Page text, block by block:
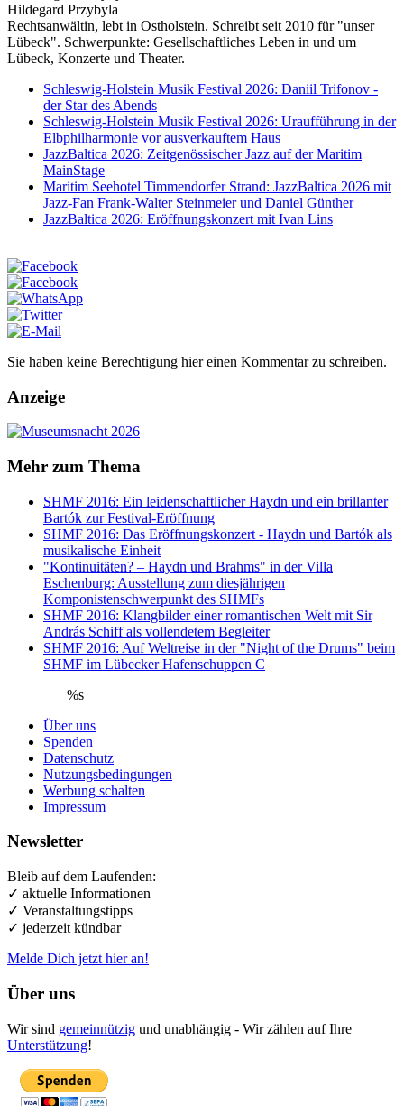
Hildegard Przybyla
Rechtsanwältin, lebt in Ostholstein. Schreibt seit 2010 für "unser
Lübeck". Schwerpunkte: Gesellschaftliches Leben in und um
Lübeck, Konzerte und Theater.
Schleswig-Holstein Musik Festival 2026: Daniil Trifonov -
der Star des Abends
Schleswig-Holstein Musik Festival 2026: Uraufführung in der
Elbphilharmonie vor ausverkauftem Haus
JazzBaltica 2026: Zeitgenössischer Jazz auf der Maritim
MainStage
Maritim Seehotel Timmendorfer Strand: JazzBaltica 2026 mit
Jazz-Fan Frank-Walter Steinmeier und Daniel Günther
JazzBaltica 2026: Eröffnungskonzert mit Ivan Lins
Sie haben keine Berechtigung hier einen Kommentar zu schreiben.
Anzeige
Mehr zum Thema
SHMF 2016: Ein leidenschaftlicher Haydn und ein brillanter
Bartók zur Festival-Eröffnung
SHMF 2016: Das Eröffnungskonzert - Haydn und Bartók als
musikalische Einheit
"Kontinuitäten? – Haydn und Brahms" in der Villa
Eschenburg: Ausstellung zum diesjährigen
Komponistenschwerpunkt des SHMFs
SHMF 2016: Klangbilder einer romantischen Welt mit Sir
András Schiff als vollendetem Begleiter
SHMF 2016: Auf Weltreise in der "Night of the Drums" beim
SHMF im Lübecker Hafenschuppen C
%s
Über uns
Spenden
Datenschutz
Nutzungsbedingungen
Werbung schalten
Impressum
Newsletter
Bleib auf dem Laufenden:
✓ aktuelle Informationen
✓ Veranstaltungstipps
✓ jederzeit kündbar
Melde Dich jetzt hier an!
Über uns
Wir sind gemeinnützig und unabhängig - Wir zählen auf Ihre
Unterstützung!